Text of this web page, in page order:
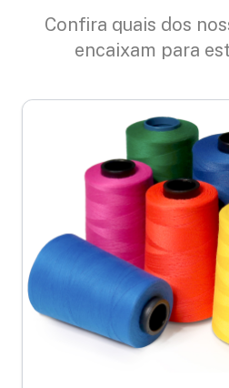
Confira quais dos
encaixam para